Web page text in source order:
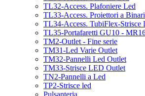
TL32-Access. Plafoniere Led
TL33-Access. Proiettori a
TL34-Access. TubiFlex-Strisce
TL35-Portafaretti GU10 -
TM2-Outlet - Fine serie
TM31-Led Varie Outlet
TM32-Pannelli Led Outlet
TM33-Strisce LED Outlet
TN2-Pannelli a Led
TP2-Strisce led
Pulsanteria